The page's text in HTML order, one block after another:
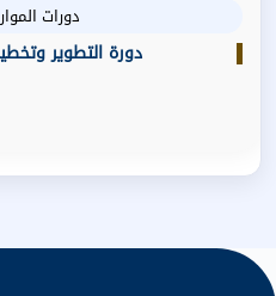
دورات
دورة التطوير